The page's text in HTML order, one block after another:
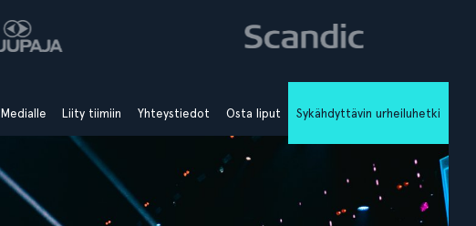
Medialle Liity tiimiin Yhteystiedot Osta liput Sykähdyttävin urheiluhetki